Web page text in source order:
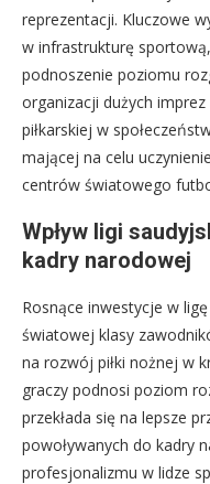
reprezentacji. Kluczowe
w infrastrukturę
podnoszenie poziomu
organizacji dużych
piłkarskiej w
mającej na celu
centrów światowego
Wpływ ligi
kadry narodowej
Rosnące inwestycje w
światowej klasy
na rozwój piłki nożnej w
graczy podnosi poziom
przekłada się na lepsze
powoływanych do kadry
profesjonalizmu w lidze